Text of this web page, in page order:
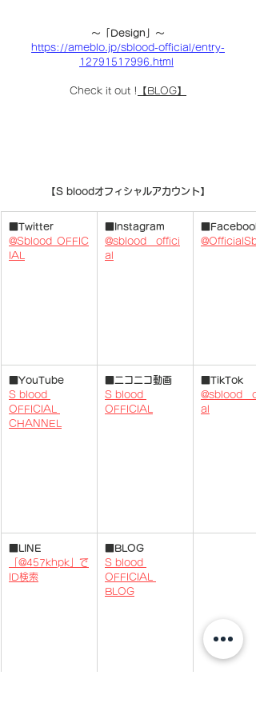
〜「Design」〜
https://ameblo.jp/sblood-official/entry-
12791517996.html
Check it out ! 【BLOG】
【S bloodオフィシャルアカウント】
■Twitter
@Sblood_OFFIC
IAL
■Instagram
@sblood__offici
al
■Facebook
■YouTube
S blood
OFFICIAL
CHANNEL
■ニコニコ動画
S blood
OFFICIAL
■TikTok
al
LINE
「@457khpk」で
ID検索
■BLOG
S blood
OFFICIAL
BLOG